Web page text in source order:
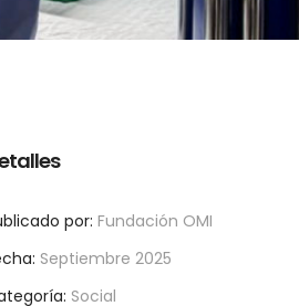
por: Fundación OMI
Septiembre 2025
Social